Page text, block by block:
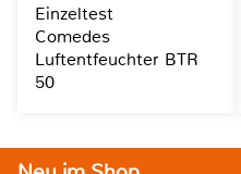
Einzeltest
Comedes
Luftentfeuchter BTR
50